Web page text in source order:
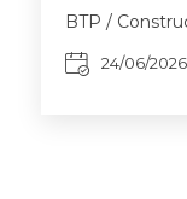
BTP /
24/06/2026